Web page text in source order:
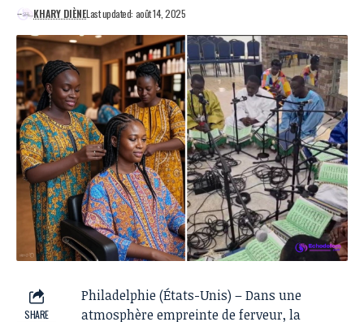
KHARY DIÈNELast updated: août 14, 2025
SHARE
Philadelphie (États-Unis) – Dans une
atmosphère empreinte de ferveur, la